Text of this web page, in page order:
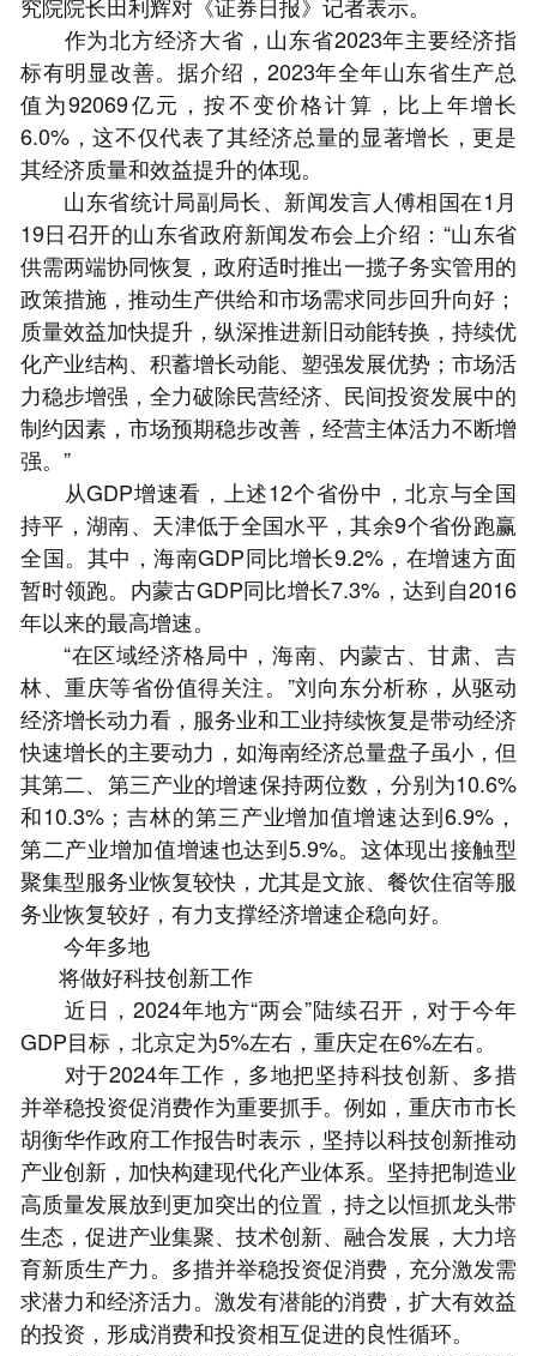
究院院长田利辉对《证券日报》记者表示。
作为北方经济大省，山东省2023年主要经济指
标有明显改善。据介绍，2023年全年山东省生产总
值为92069亿元，按不变价格计算，比上年增长
6.0%，这不仅代表了其经济总量的显著增长，更是
其经济质量和效益提升的体现。
山东省统计局副局长、新闻发言人傅相国在1月
19日召开的山东省政府新闻发布会上介绍：“山东省
供需两端协同恢复，政府适时推出一揽子务实管用的
政策措施，推动生产供给和市场需求同步回升向好；
质量效益加快提升，纵深推进新旧动能转换，持续优
化产业结构、积蓄增长动能、塑强发展优势；市场活
力稳步增强，全力破除民营经济、民间投资发展中的
制约因素，市场预期稳步改善，经营主体活力不断增
强。”
从GDP增速看，上述12个省份中，北京与全国
持平，湖南、天津低于全国水平，其余9个省份跑赢
全国。其中，海南GDP同比增长9.2%，在增速方面
暂时领跑。内蒙古GDP同比增长7.3%，达到自2016
年以来的最高增速。
“在区域经济格局中，海南、内蒙古、甘肃、吉
林、重庆等省份值得关注。”刘向东分析称，从驱动
经济增长动力看，服务业和工业持续恢复是带动经济
快速增长的主要动力，如海南经济总量盘子虽小，但
其第二、第三产业的增速保持两位数，分别为10.6%
和10.3%；吉林的第三产业增加值增速达到6.9%，
第二产业增加值增速也达到5.9%。这体现出接触型
聚集型服务业恢复较快，尤其是文旅、餐饮住宿等服
务业恢复较好，有力支撑经济增速企稳向好。
今年多地
将做好科技创新工作
近日，2024年地方“两会”陆续召开，对于今年
GDP目标，北京定为5%左右，重庆定在6%左右。
对于2024年工作，多地把坚持科技创新、多措
并举稳投资促消费作为重要抓手。例如，重庆市市长
胡衡华作政府工作报告时表示，坚持以科技创新推动
产业创新，加快构建现代化产业体系。坚持把制造业
高质量发展放到更加突出的位置，持之以恒抓龙头带
生态，促进产业集聚、技术创新、融合发展，大力培
育新质生产力。多措并举稳投资促消费，充分激发需
求潜力和经济活力。激发有潜能的消费，扩大有效益
的投资，形成消费和投资相互促进的良性循环。